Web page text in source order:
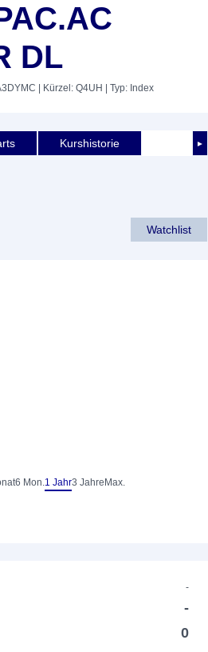
DL
| Kürzel: Q4UH | Typ: Index
►
Kurshistorie
Watchlist
6 Mon.1 Jahr3 Jahre Max.
-
-
0